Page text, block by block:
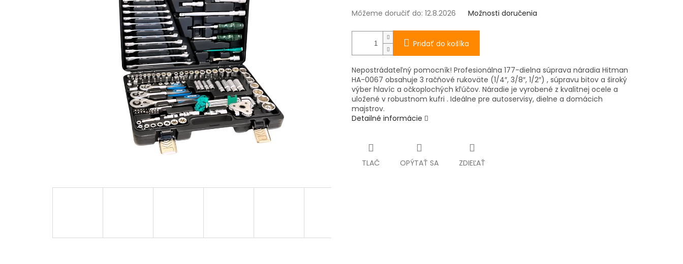
Môžeme doručiť do: 12.8.2026 Možnosti doručenia
Pridať do košíka
Nepostrádateľný pomocník! Profesionálna 177-dielna súprava náradia Hitman
HA-0067 obsahuje 3 račňové rukoväte (1/4″, 3/8″, 1/2″) , súpravu bitov a široký
výber hlavíc a očkoplochých kľúčov. Náradie je vyrobené z kvalitnej ocele a
uložené v robustnom kufri . Ideálne pre autoservisy, dielne a domácich
majstrov.
Detailné informácie
TLAČ OPÝTAŤ SA ZDIEĽAŤ